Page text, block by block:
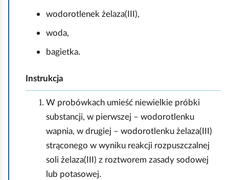
wodorotlenek żelaza(III),
woda,
bagietka.
Instrukcja
W probówkach umieść niewielkie próbki
substancji, w pierwszej – wodorotlenku
wapnia, w drugiej – wodorotlenku żelaza(III)
strąconego w wyniku reakcji rozpuszczalnej
soli żelaza(III) z roztworem zasady sodowej
lub potasowej.